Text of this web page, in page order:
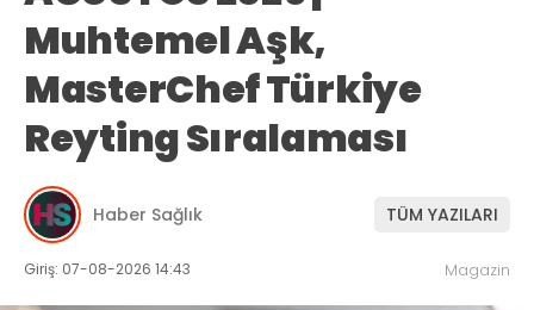
Muhtemel Aşk,
MasterChef Türkiye
Reyting Sıralaması
Haber Sağlık TÜM YAZILARI
Giriş: 07-08-2026 14:43 Magazin